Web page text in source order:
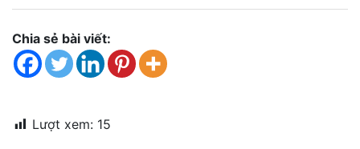
Khí
Ventek
lắp
Chia sẻ bài viết:
Lượt xem: 15